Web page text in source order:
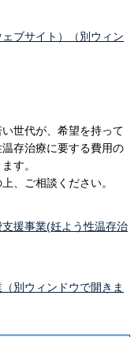
ブサイト）（別ウィン
世代が、希望を持って
存治療に要する費用の
す。
、ご相談ください。
援事業(妊よう性温存治
別ウィンドウで開きま